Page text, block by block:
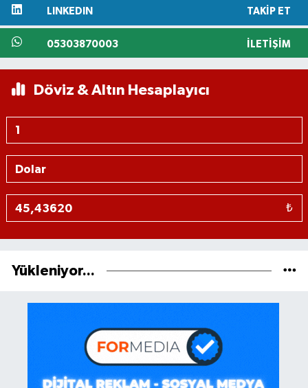
LINKEDIN TAKIP ET
05303870003 İLETIŞIM
Döviz & Altın Hesaplayıcı
₺
Yükleniyor...